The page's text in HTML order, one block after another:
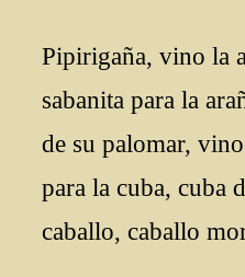
Pipirigaña, vino la
sabanita para la
de su palomar,
para la cuba, cuba
caballo, caballo